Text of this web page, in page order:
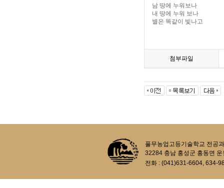
남 땅에 누워보나
내 땅에 누워 보나
별은 똑같이 빛나고
첨부파일
풀무농업고등기술학교 전공
32284 충남 홍성군 홍동면
전화 : (041)631-6604, 634-